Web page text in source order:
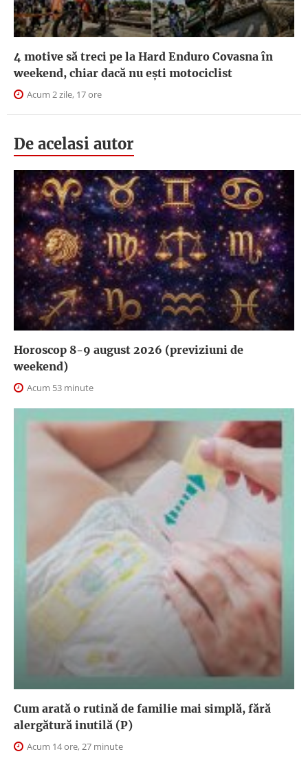
4 motive să treci pe la Hard Enduro Covasna în
weekend, chiar dacă nu ești motociclist
Acum 2 zile, 17 ore
De acelasi autor
Horoscop 8-9 august 2026 (previziuni de
weekend)
Acum 53 minute
Cum arată o rutină de familie mai simplă, fără
alergătură inutilă (P)
Acum 14 ore, 27 minute